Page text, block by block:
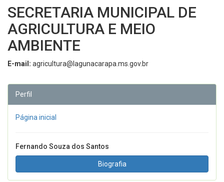
SECRETARIA MUNICIPAL DE
AGRICULTURA E MEIO
AMBIENTE
E-mail: agricultura@lagunacarapa.ms.gov.br
Perfil
Página inicial
Fernando Souza dos Santos
Biografia